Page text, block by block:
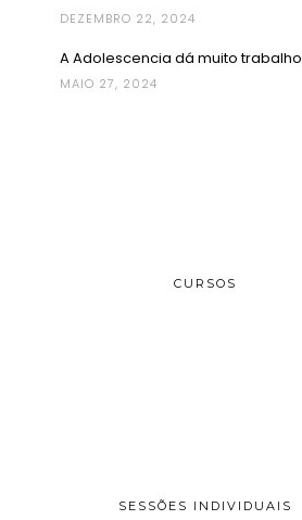
DEZEMBRO 22, 2024
A Adolescencia dá muito trabalho
MAIO 27, 2024
CURSOS
SESSÕES INDIVIDUAIS